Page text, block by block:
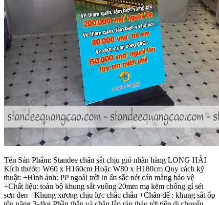
Tên Sản Phẩm: Standee chân sắt chịu gió nhãn hàng LONG HẢI
Kích thước: W60 x H160cm Hoặc W80 x H180cm Quy cách kỹ
thuật: +Hình ảnh: PP ngoài trời in ấn sắc nét cán màng bảo vệ
+Chất liệu: toàn bộ khung sắt vuông 20mm mạ kẽm chống gỉ sét
sơn đen +Khung xương chịu lực chắc chắn +Chân đế : khung sắt ốp